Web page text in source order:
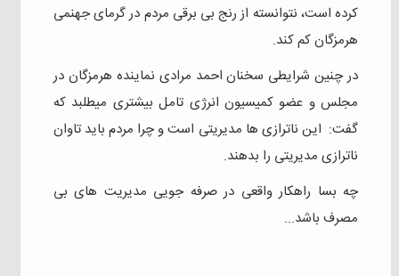
کرده است، نتوانسته از رنج بی برقی مردم در گرمای جهنمی
هرمزگان کم کند.
در چنین شرایطی سخنان احمد مرادی نماینده هرمزگان در
مجلس و عضو کمیسیون انرژی تامل بیشتری میطلبد که
گفت: این ناترازی ها مدیریتی است و چرا مردم باید تاوان
ناترازی مدیریتی را بدهند.
چه بسا راهکار واقعی در صرفه جویی مدیریت های بی
مصرف باشد...